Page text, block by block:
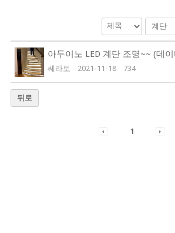
아두이노 LED 계단 조명~~ (데
쎄라토 2021-11-18 734
뒤로
1